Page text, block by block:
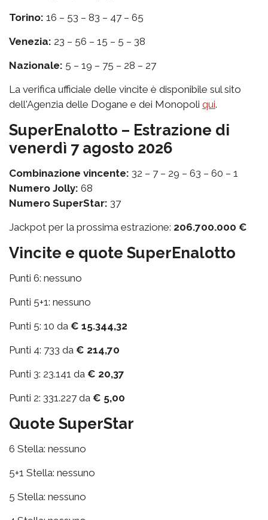
Torino: 16 – 53 – 83 – 47 – 65
Venezia: 23 – 56 – 15 – 5 – 38
Nazionale: 5 – 19 – 75 – 28 – 27
La verifica ufficiale delle vincite è disponibile sul sito
dell'Agenzia delle Dogane e dei Monopoli qui.
SuperEnalotto – Estrazione di
venerdì 7 agosto 2026
Combinazione vincente: 32 – 7 – 29 – 63 – 60 – 1
Numero Jolly: 68
Numero SuperStar: 37
Jackpot per la prossima estrazione: 206.700.000 €
Vincite e quote SuperEnalotto
Punti 6: nessuno
Punti 5+1: nessuno
Punti 5: 10 da € 15.344,32
Punti 4: 733 da € 214,70
Punti 3: 23.141 da € 20,37
Punti 2: 331.227 da € 5,00
Quote SuperStar
6 Stella: nessuno
5+1 Stella: nessuno
5 Stella: nessuno